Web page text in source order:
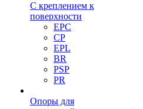
С креплением к
поверхности
EPC
CP
EPL
BR
PSP
PR
Опоры для